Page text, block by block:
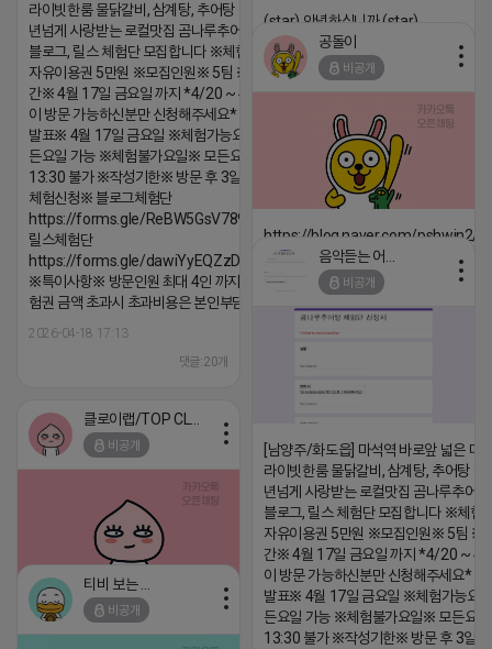
라이빗한룸 물닭갈비, 삼계탕, 추어탕 맛집 10
년넘게 사랑받는 로컬맛집 곰나루추어탕에서
블로그, 릴스 체험단 모집합니다 ※체험메뉴※
자유이용권 5만원 ※모집인원※ 5팀 ※모집기
간※ 4월 17일 금요일 까지 *4/20 ~ 4/26 사
이 방문 가능하신분만 신청해주세요* ※체험단
발표※ 4월 17일 금요일 ※체험가능요일※ 모
든요일 가능 ※체험불가요일※ 모든요일 12 ~
13:30 불가 ※작성기한※ 방문 후 3일 이내 ※
체험신청※ 블로그체험단
https://forms.gle/ReBW5GsV789ur2Pz6
릴스체험단
https://forms.gle/dawiYyEQZzDdqf8W8
※특이사항※ 방문인원 최대 4인 까지 가능 체
험권 금액 초과시 초과비용은 본인부담입니다.
2026-04-18 17:13
댓글:20개
(star) 안녕하십니까 (star)
2026-04-18 17:12
공돌이
비공개
https://blog.naver.com/pshwin2/
2026-04-18 17:12
비공개
[남양주/화도읍] 마석역 바로앞 넓은 매
라이빗한룸 물닭갈비, 삼계탕, 추어탕 맛
년넘게 사랑받는 로컬맛집 곰나루추어
블로그, 릴스 체험단 모집합니다 ※체험
자유이용권 5만원 ※모집인원※ 5팀 ※
간※ 4월 17일 금요일 까지 *4/20 ~ 4/
이 방문 가능하신분만 신청해주세요* ※
발표※ 4월 17일 금요일 ※체험가능요
든요일 가능 ※체험불가요일※ 모든요
13:30 불가 ※작성기한※ 방문 후 3일
비공개
2026-04-18 17:05
비공개